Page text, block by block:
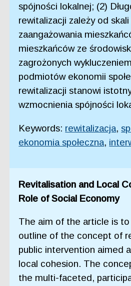
spójności lokalnej; (2)
rewitalizacji zależy od
zaangażowania
mieszkańców ze
zagrożonych
podmiotów ekonomii
rewitalizacji stanowi
wzmocnienia spójności
Keywords: rewitalizacja,
ekonomia społeczna,
Revitalisation and Local
Role of Social Economy
The aim of the article is
outline of the concept of
public intervention aimed
local cohesion. The
the multi-faceted,